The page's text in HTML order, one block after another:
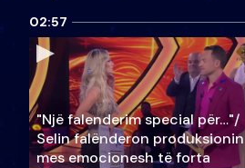
02:57
"Një falenderim special për…"/
Selin falënderon produksionin
mes emocionesh të forta